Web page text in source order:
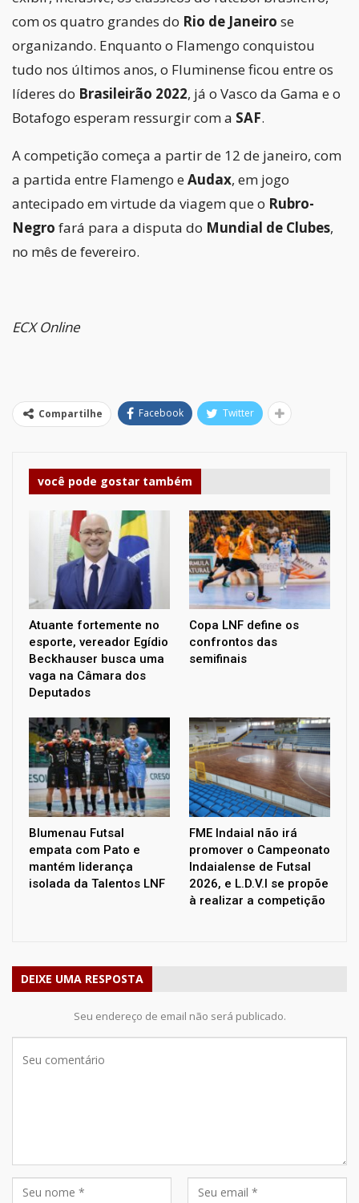
com os quatro grandes do Rio de Janeiro se
organizando. Enquanto o Flamengo conquistou
tudo nos últimos anos, o Fluminense ficou entre os
líderes do Brasileirão 2022, já o Vasco da Gama e o
Botafogo esperam ressurgir com a SAF.
A competição começa a partir de 12 de janeiro, com
a partida entre Flamengo eAudax, em jogo
antecipado em virtude da viagem que o Rubro-
Negro fará para a disputa do Mundial de Clubes,
no mês de fevereiro.
ECX Online
Compartilhe Facebook Twitter
você pode gostar também
Atuante fortemente no
esporte, vereador Egídio
Beckhauser busca uma
vaga na Câmara dos
Deputados
Copa LNF define os
confrontos das
semifinais
Blumenau Futsal
empata com Pato e
mantém liderança
isolada da Talentos LNF
FME Indaial não irá
promover o Campeonato
Indaialense de Futsal
2026, e L.D.V.I se propõe
à realizar a competição
DEIXE UMA RESPOSTA
Seu endereço de email não será publicado.